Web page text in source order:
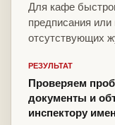
Для кафе
предписания или
отсутствующих
РЕЗУЛЬТАТ
Проверяем
документы и
инспектору